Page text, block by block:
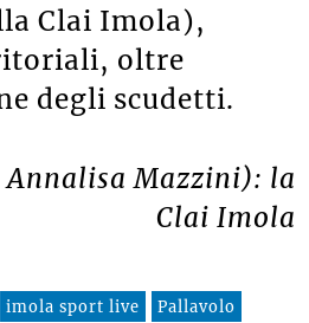
Clai Imola),
oltre
degli scudetti.
Mazzini): la
Clai Imola
imola sport live Pallavolo